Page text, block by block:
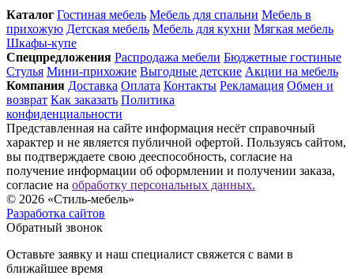
Каталог Гостиная мебель Мебель для спальни Мебель в
прихожую Детская мебель Мебель для кухни Мягкая мебель
Шкафы-купе
Спец­предложения Распродажа мебели Бюджетные гостиные
Стулья Мини-прихожие Выгодные детские Акции на мебель
Компания Доставка Оплата Контакты Рекламация Обмен и
возврат Как заказать Политика
конфиденциальности
Представленная на сайте информация несёт справочный
характер и не является публичной офертой. Пользуясь сайтом,
вы подтверждаете свою дееспособность, согласие на
получение информации об оформлении и получении заказа,
согласие на обработку персональных данных.
© 2026 «Стиль-мебель»
Разработка сайтов
Обратный звонок
Оставьте заявку и наш специалист свяжется с вами в
ближайшее время